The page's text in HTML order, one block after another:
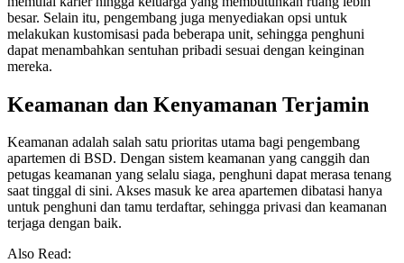
besar. Selain itu, pengembang juga menyediakan opsi untuk
melakukan kustomisasi pada beberapa unit, sehingga penghuni
dapat menambahkan sentuhan pribadi sesuai dengan keinginan
mereka.
Keamanan dan Kenyamanan Terjamin
Keamanan adalah salah satu prioritas utama bagi pengembang
apartemen di BSD. Dengan sistem keamanan yang canggih dan
petugas keamanan yang selalu siaga, penghuni dapat merasa tenang
saat tinggal di sini. Akses masuk ke area apartemen dibatasi hanya
untuk penghuni dan tamu terdaftar, sehingga privasi dan keamanan
terjaga dengan baik.
Also Read: